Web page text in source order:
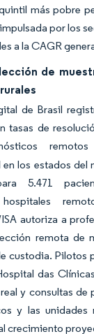
más pobre
por los
a la CAGR
de
de Brasil
tasas de
remotos
los estados del
5.471
hospitales
autoriza a
remota de
custodia. Pilotos
das
y consultas de
y las unidades
crecimiento